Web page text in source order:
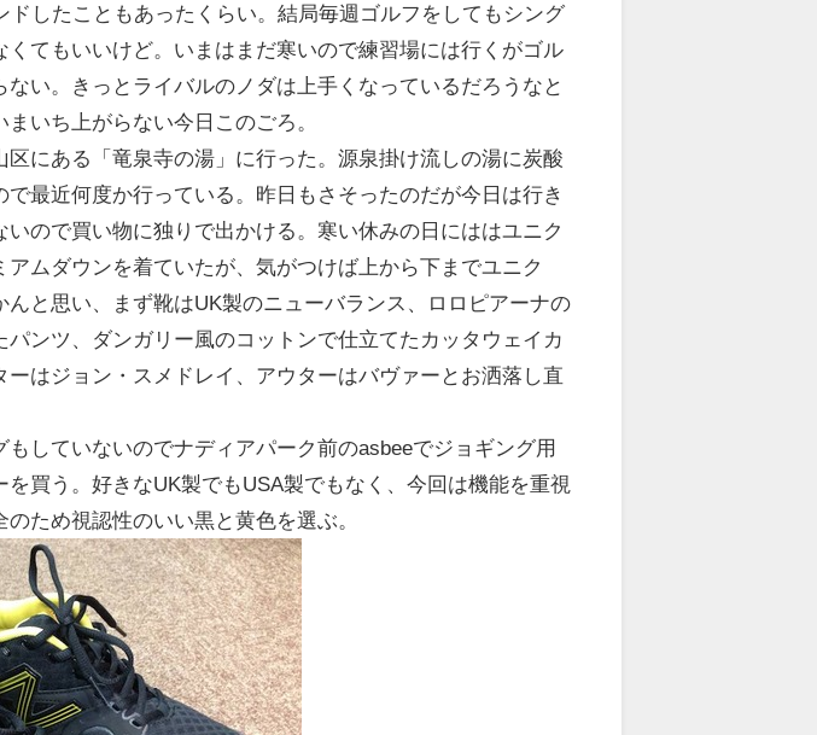
ドしたこともあったくらい。結局毎週ゴルフをしてもシング
くてもいいけど。いまはまだ寒いので練習場には行くがゴル
い。きっとライバルのノダは上手くなっているだろうなと
いち上がらない今日このごろ。
にある「竜泉寺の湯」に行った。源泉掛け流しの湯に炭酸
最近何度か行っている。昨日もさそったのだが今日は行き
ので買い物に独りで出かける。寒い休みの日にははユニク
アムダウンを着ていたが、気がつけば上から下までユニク
んと思い、まず靴はUK製のニューバランス、ロロピアーナの
パンツ、ダンガリー風のコットンで仕立てたカッタウェイカ
はジョン・スメドレイ、アウターはバヴァーとお洒落し直
していないのでナディアパーク前のasbeeでジョギング用
買う。好きなUK製でもUSA製でもなく、今回は機能を重視
ため視認性のいい黒と黄色を選ぶ。